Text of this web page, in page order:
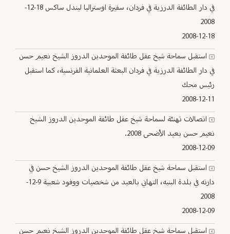
في دار الطائفة الدرزية في فردان، سفيرة اوستراليا ليندل ساكس 18-12-
2008
2008-12-18
استقبل سماحة شيخ عقل طائفة الموحدين الدروز الشيخ نعيم حسن
في دار الطائفة الدرزية في فردان البعثة العلمانية الفرنسية، كما استقبل
رئيس محك
2008-12-11
اتصالات تهنئة لسماحة شيخ عقل طائفة الموحدين الدروز الشيخ
نعيم حسن بعيد الأضحى 2008.
2008-12-09
استقبل سماحة شيخ عقل طائفة الموحدين الدروز الشيخ حسن في
دارته في بلدة البنيه، التهاني بالعيد من شخصيات ووفود شعبية 9-12-
2008
2008-12-09
استقبل سماحة شيخ عقل طائفة الموحدين الدروز الشيخ نعيم حسن